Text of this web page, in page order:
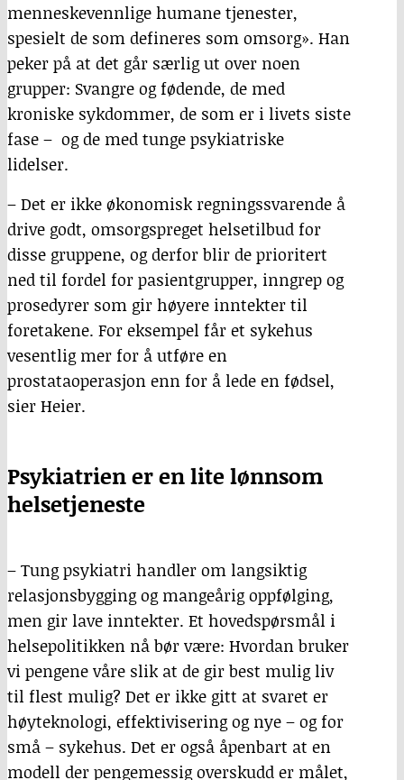
menneskevennlige humane tjenester,
spesielt de som defineres som omsorg». Han
peker på at det går særlig ut over noen
grupper: Svangre og fødende, de med
kroniske sykdommer, de som er i livets siste
fase – og de med tunge psykiatriske
lidelser.
– Det er ikke økonomisk regningssvarende å
drive godt, omsorgspreget helsetilbud for
disse gruppene, og derfor blir de prioritert
ned til fordel for pasientgrupper, inngrep og
prosedyrer som gir høyere inntekter til
foretakene. For eksempel får et sykehus
vesentlig mer for å utføre en
prostataoperasjon enn for å lede en fødsel,
sier Heier.
Psykiatrien er en lite lønnsom
helsetjeneste
– Tung psykiatri handler om langsiktig
relasjonsbygging og mangeårig oppfølging,
men gir lave inntekter. Et hovedspørsmål i
helsepolitikken nå bør være: Hvordan bruker
vi pengene våre slik at de gir best mulig liv
til flest mulig? Det er ikke gitt at svaret er
høyteknologi, effektivisering og nye – og for
små – sykehus. Det er også åpenbart at en
modell der pengemessig overskudd er målet,